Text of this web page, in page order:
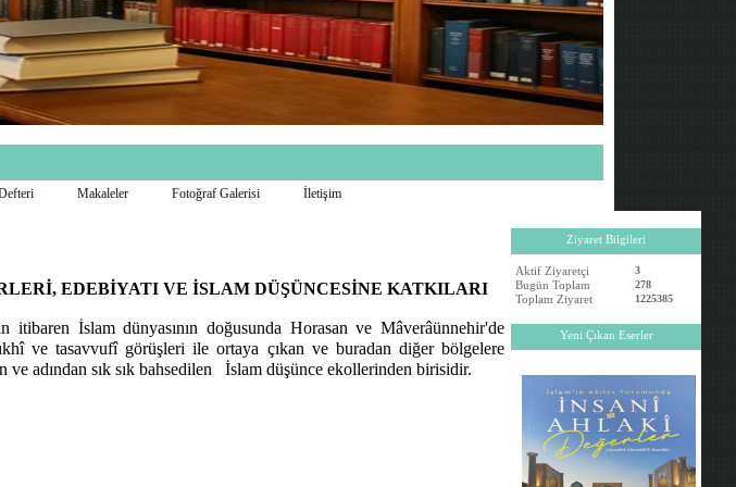
Makaleler Fotoğraf Galerisi İletişim
EDEBİYATI VE İSLAM DÜŞÜNCESİNE KATKILARI
itibaren İslam dünyasının doğusunda Horasan ve Mâverâünnehir'de
ve tasavvufî görüşleri ile ortaya çıkan ve buradan diğer bölgelere
adından sık sık bahsedilen
İslam düşünce ekollerinden birisidir.
Ziyaret Bilgileri
Aktif Ziyaretçi 3
Bugün Toplam 278
Toplam Ziyaret 1225385
Yeni Çıkan Eserler